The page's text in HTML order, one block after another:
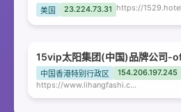
美国 23.224.73.31
15vip太阳集团(中国)品牌公司-
中国香港特别行政区
154.206.197.245
https://www.lihangfashi.com